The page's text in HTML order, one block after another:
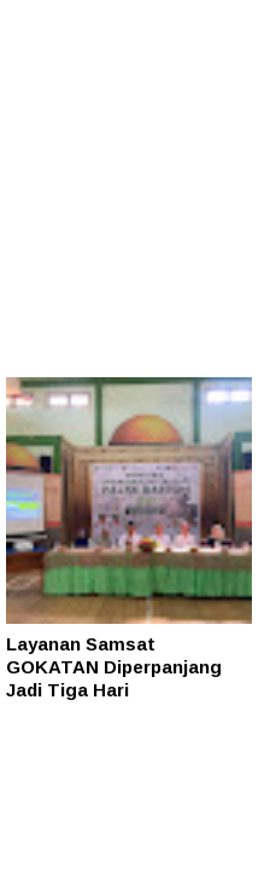
Layanan Samsat
GOKATAN Diperpanjang
Jadi Tiga Hari